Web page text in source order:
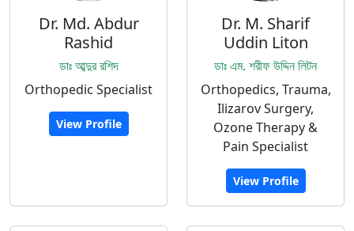
Dr. Md. Abdur
Rashid
ডাঃ আব্দুর রশিদ
Orthopedic Specialist
View Profile
Dr. M. Sharif
Uddin Liton
ডাঃ এম. শরীফ উদ্দিন লিটন
Orthopedics, Trauma,
Ilizarov Surgery,
Ozone Therapy &
Pain Specialist
View Profile